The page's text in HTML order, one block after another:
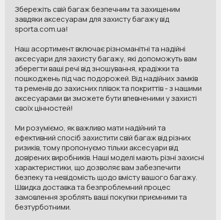
Збережіть свій багаж безпечним та захищеним
завдяки аксесуарам для захисту багажу від
sporta.com.ua!
Наш асортимент включає різноманітні та надійні
аксесуари для захисту багажу, які допоможуть вам
зберегти ваші речі від зношування, крадіжки та
пошкоджень під час подорожей. Від надійних замків
та ременів до захисних плівок та покриттів - з нашими
аксесуарами ви зможете бути впевненими у захисті
своїх цінностей!
Ми розуміємо, як важливо мати надійний та
ефективний спосіб захистити свій багаж від різних
ризиків, тому пропонуємо тільки аксесуари від
довірених виробників. Наші моделі мають різні захисні
характеристики, що дозволяє вам забезпечити
безпеку та невідомість щодо вмісту вашого багажу.
Швидка доставка та безпроблемний процес
замовлення зроблять ваші покупки приємними та
безтурботними.